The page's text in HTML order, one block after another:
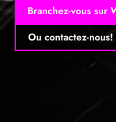
Branchez-vous sur
Ou contactez-nous!